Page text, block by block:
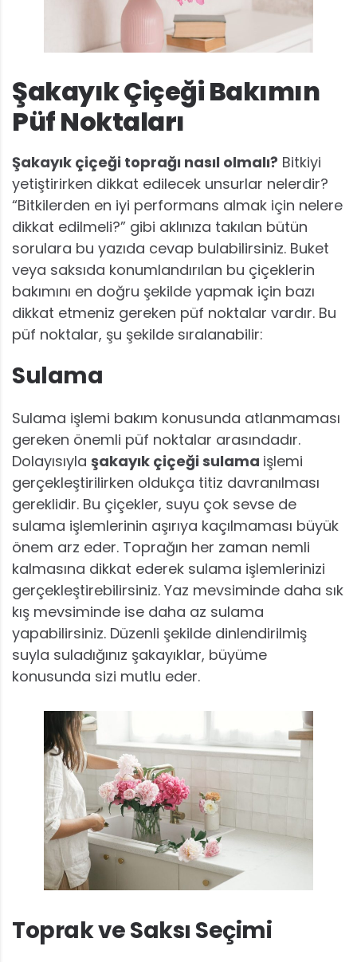
Şakayık Çiçeği Bakımın
Püf Noktaları
Şakayık çiçeği toprağı nasıl olmalı? Bitkiyi
yetiştirirken dikkat edilecek unsurlar nelerdir?
“Bitkilerden en iyi performans almak için nelere
dikkat edilmeli?” gibi aklınıza takılan bütün
sorulara bu yazıda cevap bulabilirsiniz. Buket
veya saksıda konumlandırılan bu çiçeklerin
bakımını en doğru şekilde yapmak için bazı
dikkat etmeniz gereken püf noktalar vardır. Bu
püf noktalar, şu şekilde sıralanabilir:
Sulama
Sulama işlemi bakım konusunda atlanmaması
gereken önemli püf noktalar arasındadır.
Dolayısıyla şakayık çiçeği sulama işlemi
gerçekleştirilirken oldukça titiz davranılması
gereklidir. Bu çiçekler, suyu çok sevse de
sulama işlemlerinin aşırıya kaçılmaması büyük
önem arz eder. Toprağın her zaman nemli
kalmasına dikkat ederek sulama işlemlerinizi
gerçekleştirebilirsiniz. Yaz mevsiminde daha sık
kış mevsiminde ise daha az sulama
yapabilirsiniz. Düzenli şekilde dinlendirilmiş
suyla suladığınız şakayıklar, büyüme
konusunda sizi mutlu eder.
Toprak ve Saksı Seçimi